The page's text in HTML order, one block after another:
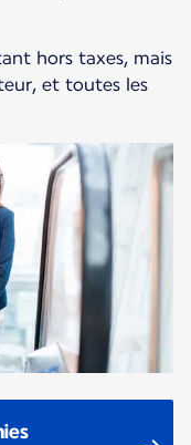
hors taxes, mais
et toutes les